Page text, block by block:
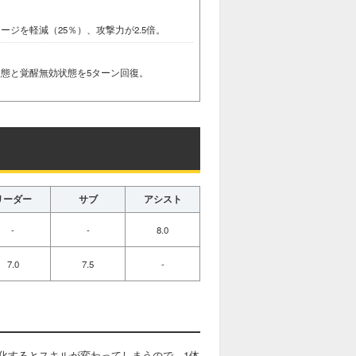
を軽減（25％）、攻撃力が2.5倍。
と覚醒無効状態を5ターン回復。
ーダー サブ アシスト
- - 8.0
7.0 7.5 -